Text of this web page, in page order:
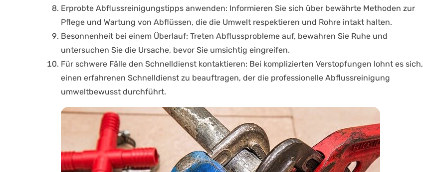
Erprobte Abflussreinigungstipps anwenden: Informieren Sie sich über bewährte Methoden zur
Pflege und Wartung von Abflüssen, die die Umwelt respektieren und Rohre intakt halten.
Besonnenheit bei einem Überlauf: Treten Abflussprobleme auf, bewahren Sie Ruhe und
untersuchen Sie die Ursache, bevor Sie umsichtig eingreifen.
Für schwere Fälle den Schnelldienst kontaktieren: Bei komplizierten Verstopfungen lohnt es sich,
einen erfahrenen Schnelldienst zu beauftragen, der die professionelle Abflussreinigung
umweltbewusst durchführt.